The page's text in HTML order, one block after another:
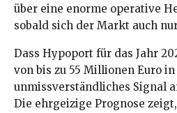
über eine enorme operative
sobald sich der Markt auch
Dass Hypoport für das Jahr
von bis zu 55 Millionen Euro
unmissverständliches Signal
Die ehrgeizige Prognose